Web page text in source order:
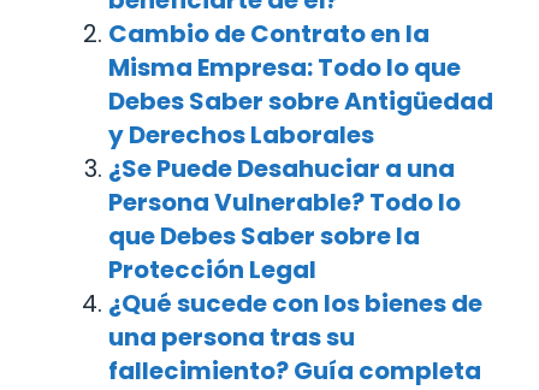
Cambio de Contrato en la
Misma Empresa: Todo lo que
Debes Saber sobre Antigüedad
y Derechos Laborales
¿Se Puede Desahuciar a una
Persona Vulnerable? Todo lo
que Debes Saber sobre la
Protección Legal
¿Qué sucede con los bienes de
una persona tras su
fallecimiento? Guía completa